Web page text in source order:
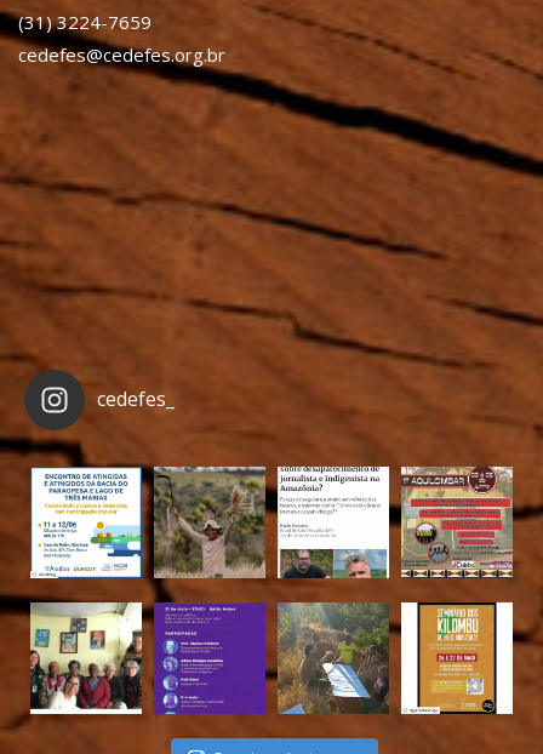
(31) 3224-7659
cedefes@cedefes.org.br
cedefes_